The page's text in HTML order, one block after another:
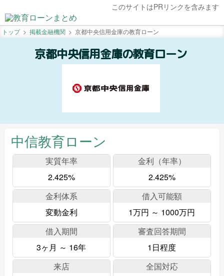
このサイトはPRリンクを含みます
トップ 掲載金融機関 京都中央信用金庫の教育ローン
京都中央信用金庫の教育ローン
中信教育ローン
実質年率
2.425%
金利（年率）
2.425%
金利体系
変動金利
借入可能額
1万円 ～ 1000万円
借入期間
3ヶ月 ～ 16年
審査回答期間
1日程度
来店
全国対応